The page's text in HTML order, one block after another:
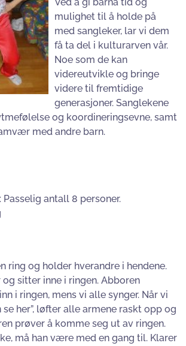
mulighet til å holde på
med sangleker, lar vi dem
få ta del i kulturarven vår.
Noe som de kan
videreutvikle og bringe
videre til fremtidige
generasjoner. Sanglekene
og koordineringsevne, samt
med andre barn.
antall 8 personer.
ring og holder hverandre i hendene.
og sitter inne i ringen. Abboren
i ringen, mens vi alle synger. Når vi
se her”, løfter alle armene raskt opp og
prøver å komme seg ut av ringen.
må han være med en gang til. Klarer